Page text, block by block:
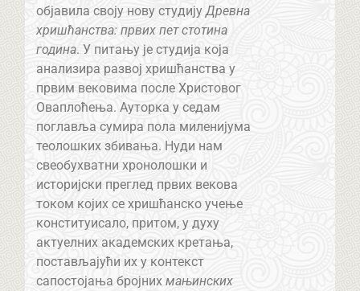
објавила своју нову студију Древна
хришћанства: првих пет стотина
година. У питању је студија која
анализира развој хришћанства у
првим вековима после Христовог
Оваплоћења. Ауторка у седам
поглавља сумира пола миленијума
теолошких збивања. Нуди нам
свеобухватни хронолошки и
историјски преглед првих векова
током којих се хришћанско учење
конституисало, притом, у духу
актуелних академских кретања,
постављајући их у контекст
сапостојања бројних мањинских